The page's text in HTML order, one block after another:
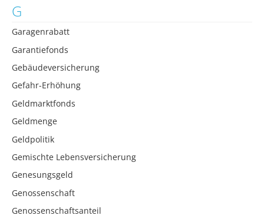
G
Garagenrabatt
Garantiefonds
Gebäudeversicherung
Gefahr-Erhöhung
Geldmarktfonds
Geldmenge
Geldpolitik
Gemischte Lebensversicherung
Genesungsgeld
Genossenschaft
Genossenschaftsanteil